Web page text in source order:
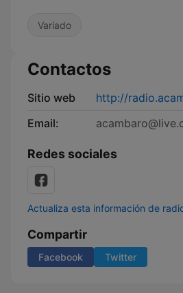
Variado
Contactos
Sitio web
http://
Email:
Redes sociales
Actualiza esta información de
Compartir
Facebook Twitter